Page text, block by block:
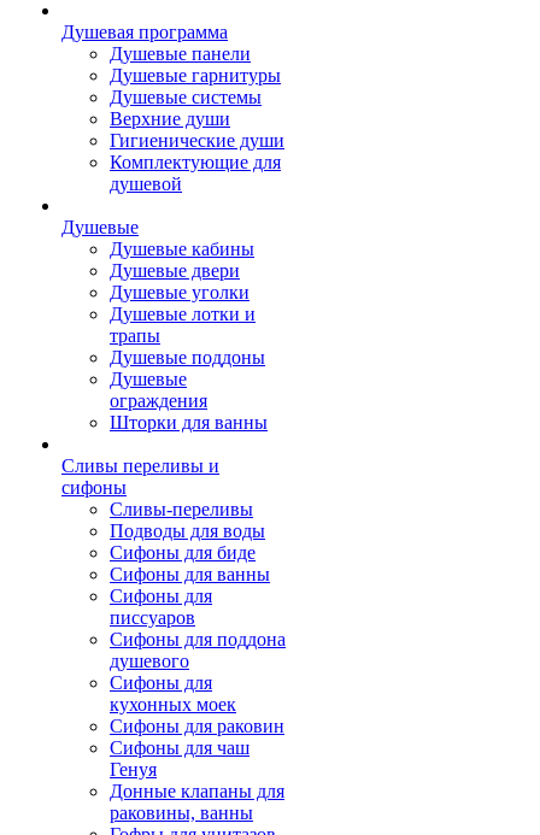
Душевая программа
Душевые панели
Душевые гарнитуры
Душевые системы
Верхние души
Гигиенические души
Комплектующие для
душевой
Душевые
Душевые кабины
Душевые двери
Душевые уголки
Душевые лотки и
трапы
Душевые поддоны
Душевые
ограждения
Шторки для ванны
Сливы переливы и
сифоны
Сливы-переливы
Подводы для воды
Сифоны для биде
Сифоны для ванны
Сифоны для
писсуаров
Сифоны для поддона
душевого
Сифоны для
кухонных моек
Сифоны для раковин
Сифоны для чаш
Генуя
Донные клапаны для
раковины, ванны